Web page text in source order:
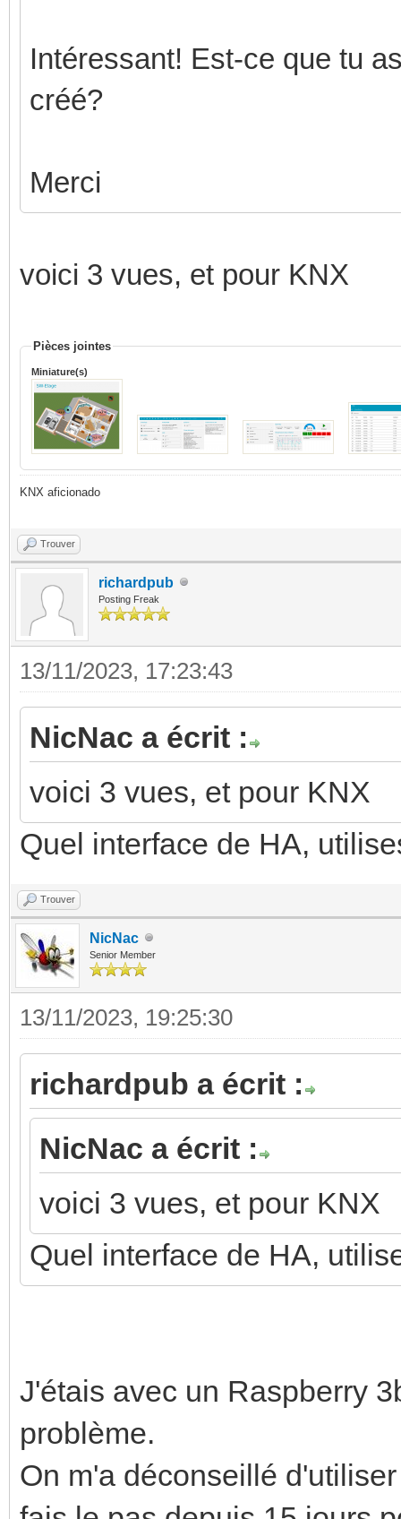
Intéressant! Est-ce que tu
créé?
Merci
voici 3 vues, et pour KNX
Pièces jointes
Miniature(s)
KNX aficionado
Trouver
richardpub
Posting Freak
13/11/2023, 17:23:43
NicNac a écrit :
voici 3 vues, et pour KNX
Quel interface de HA,
Trouver
NicNac
Senior Member
13/11/2023, 19:25:30
richardpub a écrit :
NicNac a écrit :
voici 3 vues, et pour KNX
Quel interface de HA,
J'étais avec un Raspberry
problème.
On m'a déconseillé